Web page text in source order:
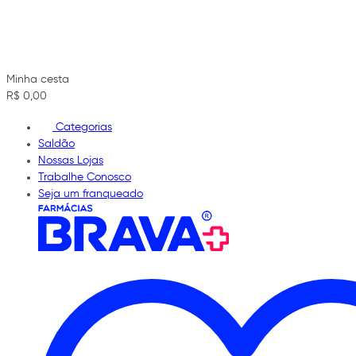
Minha cesta
R$ 0,00
Categorias
Saldão
Nossas Lojas
Trabalhe Conosco
Seja um franqueado